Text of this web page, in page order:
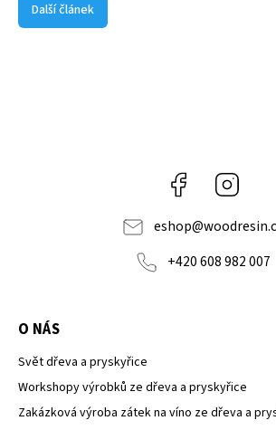
Další článek
Facebook
eshop@
+420 608 982 007
O NÁS
Svět dřeva a pryskyřice
Workshopy výrobků ze dřeva a pryskyřice
Zakázková výroba zátek na víno ze dřeva a